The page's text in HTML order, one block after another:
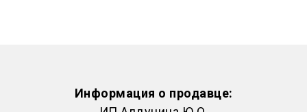
Информация о продавце: